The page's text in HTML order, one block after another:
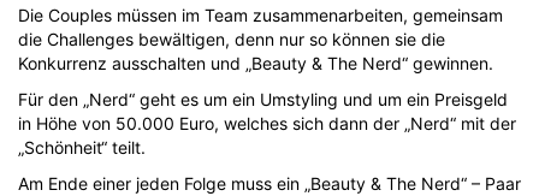
Die Couples müssen im Team zusammenarbeiten, gemeinsam
die Challenges bewältigen, denn nur so können sie die
Konkurrenz ausschalten und „Beauty & The Nerd“ gewinnen.
Für den „Nerd“ geht es um ein Umstyling und um ein Preisgeld
in Höhe von 50.000 Euro, welches sich dann der „Nerd“ mit der
„Schönheit“ teilt.
Am Ende einer jeden Folge muss ein „Beauty & The Nerd“ – Paar